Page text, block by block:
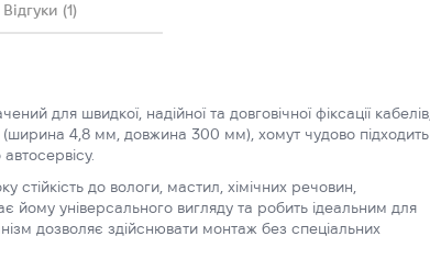
Відгуки (1)
швидкої, надійної та довговічної фіксації кабелів,
(ширина 4,8 мм, довжина 300 мм), хомут чудово підходить
стійкість до вологи, мастил, хімічних речовин,
йому універсального вигляду та робить ідеальним для
дозволяє здійснювати монтаж без спеціальних